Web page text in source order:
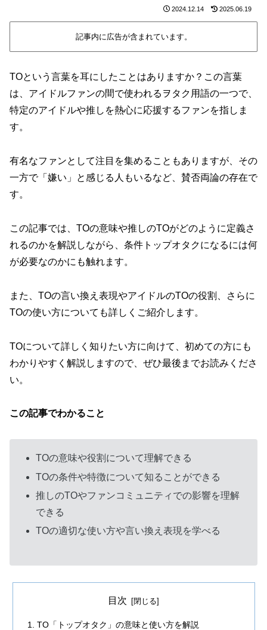
2024.12.14 2025.06.19
記事内に広告が含まれています。
TOという言葉を耳にしたことはありますか？この言葉
は、アイドルファンの間で使われるヲタク用語の一つで、
特定のアイドルや推しを熱心に応援するファンを指しま
す。
有名なファンとして注目を集めることもありますが、その
一方で「嫌い」と感じる人もいるなど、賛否両論の存在で
す。
この記事では、TOの意味や推しのTOがどのように定義さ
れるのかを解説しながら、条件トップオタクになるには何
が必要なのかにも触れます。
また、TOの言い換え表現やアイドルのTOの役割、さらに
TOの使い方についても詳しくご紹介します。
TOについて詳しく知りたい方に向けて、初めての方にも
わかりやすく解説しますので、ぜひ最後までお読みくださ
い。
この記事でわかること
TOの意味や役割について理解できる
TOの条件や特徴について知ることができる
推しのTOやファンコミュニティでの影響を理解
できる
TOの適切な使い方や言い換え表現を学べる
目次
TO「トップオタク」の意味と使い方を解説